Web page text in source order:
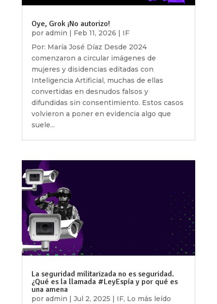
Oye, Grok ¡No autorizo!
por admin | Feb 11, 2026 | IF
Por: María José Díaz Desde 2024
comenzaron a circular imágenes de
mujeres y disidencias editadas con
Inteligencia Artificial, muchas de ellas
convertidas en desnudos falsos y
difundidas sin consentimiento. Estos casos
volvieron a poner en evidencia algo que
suele...
La seguridad militarizada no es seguridad.
¿Qué es la llamada #LeyEspía y por qué es
una amena
por admin | Jul 2, 2025 | IF, Lo más leído